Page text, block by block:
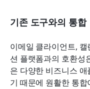
기존 도구와의 통합
이메일 클라이언트,
션 플랫폼과의 호환성
은 다양한 비즈니스
기 때문에 원활한 통